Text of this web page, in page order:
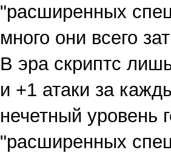
"расширенных
много они всего
В эра скриптс
и +1 атаки за
нечетный уровень
"расширенных